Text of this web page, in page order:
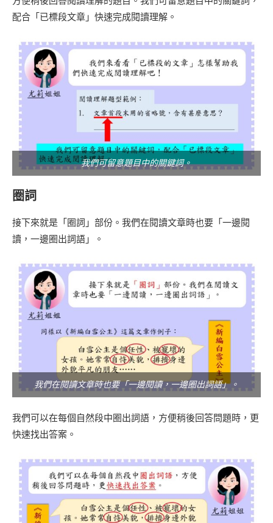
配合「已標段文章」快速完成閱讀理解。
我們可留意題目中的關鍵詞。
圈詞
接下來就是「圈詞」部份。我們在閱讀文章時也要「一邊閱
讀，一邊圈出詞語」。
我們在閱讀文章時也要「一邊閱讀，一邊圈出詞語」。
我們可以在每個自然段中圈出詞語，方便稍後回答問題時，更
快速找出答案。